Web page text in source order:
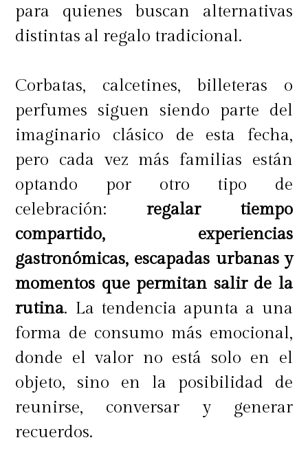
para quienes buscan alternativas
distintas al regalo tradicional.
Corbatas, calcetines, billeteras o
perfumes siguen siendo parte del
imaginario clásico de esta fecha,
pero cada vez más familias están
optando por otro tipo de
celebración: regalar tiempo
compartido, experiencias
gastronómicas, escapadas urbanas y
momentos que permitan salir de la
rutina. La tendencia apunta a una
forma de consumo más emocional,
donde el valor no está solo en el
objeto, sino en la posibilidad de
reunirse, conversar y generar
recuerdos.